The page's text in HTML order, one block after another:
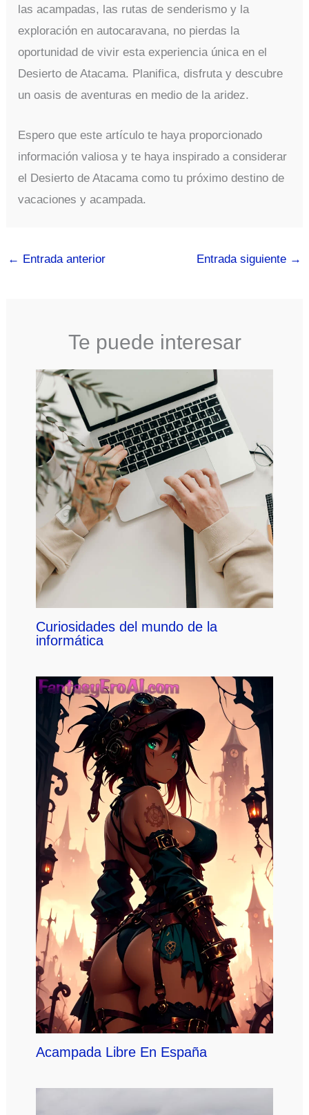
las acampadas, las rutas de senderismo y la
exploración en autocaravana, no pierdas la
oportunidad de vivir esta experiencia única en el
Desierto de Atacama. Planifica, disfruta y descubre
un oasis de aventuras en medio de la aridez.
Espero que este artículo te haya proporcionado
información valiosa y te haya inspirado a considerar
el Desierto de Atacama como tu próximo destino de
vacaciones y acampada.
← Entrada anterior Entrada siguiente →
Te puede interesar
Curiosidades del mundo de la
informática
Acampada Libre En España